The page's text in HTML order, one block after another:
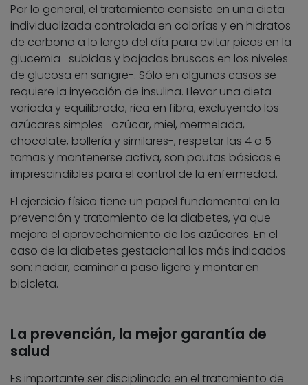
Por lo general, el tratamiento consiste en una dieta
individualizada controlada en calorías y en hidratos
de carbono a lo largo del día para evitar picos en la
glucemia -subidas y bajadas bruscas en los niveles
de glucosa en sangre-. Sólo en algunos casos se
requiere la inyección de insulina. Llevar una dieta
variada y equilibrada, rica en fibra, excluyendo los
azúcares simples -azúcar, miel, mermelada,
chocolate, bollería y similares-, respetar las 4 o 5
tomas y mantenerse activa, son pautas básicas e
imprescindibles para el control de la enfermedad.
El ejercicio físico tiene un papel fundamental en la
prevención y tratamiento de la diabetes, ya que
mejora el aprovechamiento de los azúcares. En el
caso de la diabetes gestacional los más indicados
son: nadar, caminar a paso ligero y montar en
bicicleta.
La prevención, la mejor garantía de
salud
Es importante ser disciplinada en el tratamiento de